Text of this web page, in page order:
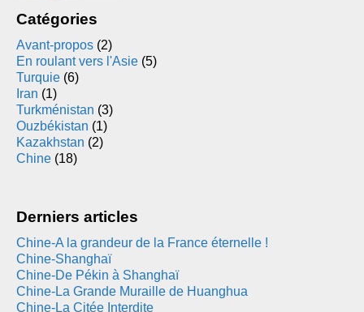
Catégories
Avant-propos (2)
En roulant vers l'Asie (5)
Turquie (6)
Iran (1)
Turkménistan (3)
Ouzbékistan (1)
Kazakhstan (2)
Chine (18)
Derniers articles
Chine-A la grandeur de la France éternelle !
Chine-Shanghaï
Chine-De Pékin à Shanghaï
Chine-La Grande Muraille de Huanghua
Chine-La Citée Interdite